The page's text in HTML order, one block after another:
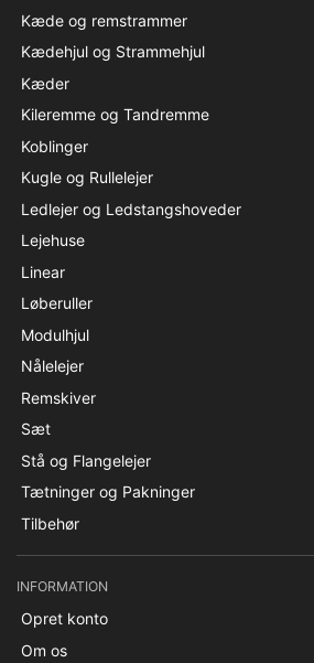
Kæde og remstrammer
Kædehjul og Strammehjul
Kæder
Kileremme og Tandremme
Koblinger
Kugle og Rullelejer
Ledlejer og Ledstangshoveder
Lejehuse
Linear
Løberuller
Modulhjul
Nålelejer
Remskiver
Sæt
Stå og Flangelejer
Tætninger og Pakninger
Tilbehør
INFORMATION
Opret konto
Om os